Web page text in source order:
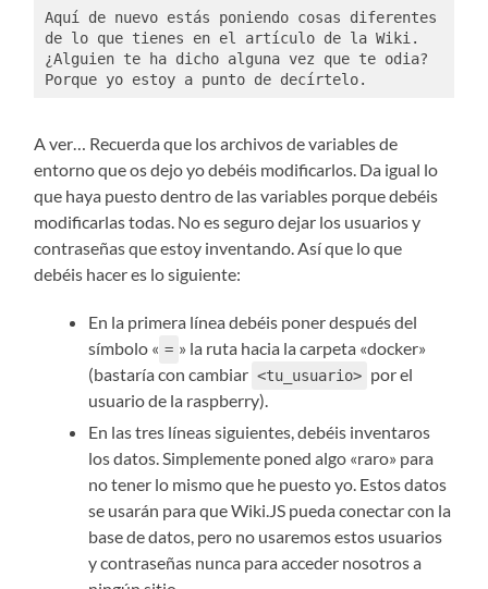
Aquí de nuevo estás poniendo cosas diferentes
de lo que tienes en el artículo de la Wiki.
¿Alguien te ha dicho alguna vez que te odia?
Porque yo estoy a punto de decírtelo.
A ver… Recuerda que los archivos de variables de
entorno que os dejo yo debéis modificarlos. Da igual lo
que haya puesto dentro de las variables porque debéis
modificarlas todas. No es seguro dejar los usuarios y
contraseñas que estoy inventando. Así que lo que
debéis hacer es lo siguiente:
En la primera línea debéis poner después del
símbolo « = » la ruta hacia la carpeta «docker»
(bastaría con cambiar <tu_usuario> por el
usuario de la raspberry).
En las tres líneas siguientes, debéis inventaros
los datos. Simplemente poned algo «raro» para
no tener lo mismo que he puesto yo. Estos datos
se usarán para que Wiki.JS pueda conectar con la
base de datos, pero no usaremos estos usuarios
y contraseñas nunca para acceder nosotros a